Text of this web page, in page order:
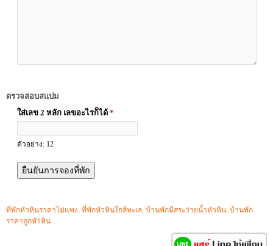
ตรวจสอบสแปม
ใส่เลข 2 หลัก เลขอะไรก็ได้ *
ตัวอย่าง: 12
ที่พักหัวหินราคาไม่แพง, ที่พักหัวหินใกล้ทะเล, บ้านพักมีสระว่ายน้ำหัวหิน, บ้านพัก
ราคาถูกหัวหิน